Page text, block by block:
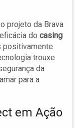
projeto da Brava
do casing
positivamente
trouxe
da
para a
em Ação